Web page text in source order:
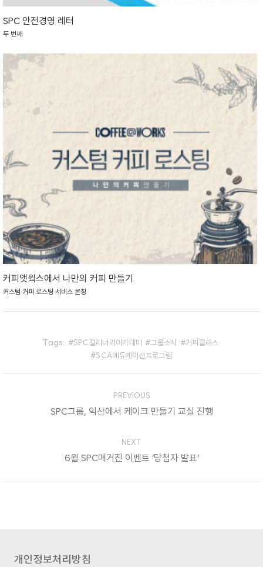
SPC 안전경영 레터
두 번째
커피앳웍스에서 나만의 커피 만들기
커스텀 커피 로스팅 서비스 론칭
Tags: SPC컬리너리아카데미 그룹소식
커피클래스
SCA에듀케이션프로그램
navigation
PREVIOUS
Previous
SPC그룹, 익산에서 케이크 만들기 교실 진행
NEXT
Next
6월 SPC매거진 이벤트 ‘당첨자 발표’
개인정보처리방침